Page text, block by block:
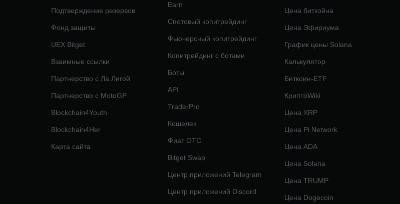
Подтверждение резервов
Фонд защиты
UEX Bitget
Взаимные ссылки
Партнерство с Ла Лигой
Партнерство с MotoGP
Blockchain4Youth
Blockchain4Her
Карта сайта
Earn
Спотовый копитрейдинг
Фьючерсный копитрейдинг
Копитрейдинг с ботами
Боты
API
TraderPro
Кошелек
Фиат OTC
Bitget Swap
Центр приложений Telegram
Центр приложений Discord
Цена биткойна
Цена Эфириума
График цены Solana
Калькулятор
Биткоин-ETF
КриптоWiki
Цена XRP
Цена Pi Network
Цена ADA
Цена Solana
Цена TRUMP
Цена Dogecoin